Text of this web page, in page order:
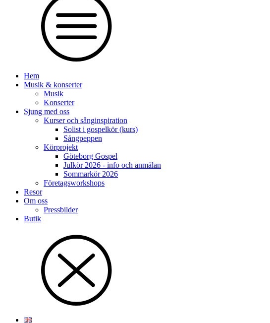
Hem
Musik & konserter
Musik
Konserter
Sjung med oss
Kurser och sånginspiration
Solist i gospelkör (kurs)
Sångpeppen
Körprojekt
Göteborg Gospel
Julkör 2026 - info och anmälan
Sommarkör 2026
Företagsworkshops
Resor
Om oss
Pressbilder
Butik